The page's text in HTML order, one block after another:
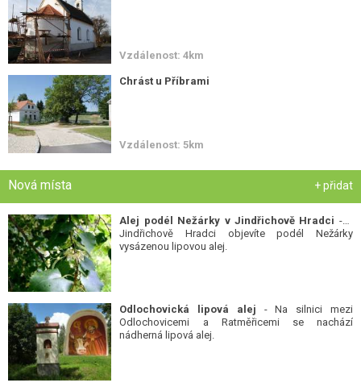
Vzdálenost: 4km
Chrást u Příbrami
Vzdálenost: 5km
Nová místa + přidat
Alej podél Nežárky v Jindřichově Hradci - V
Jindřichově Hradci objevíte podél Nežárky
vysázenou lipovou alej.
Odlochovická lipová alej - Na silnici mezi
Odlochovicemi a Ratměřicemi se nachází
nádherná lipová alej.